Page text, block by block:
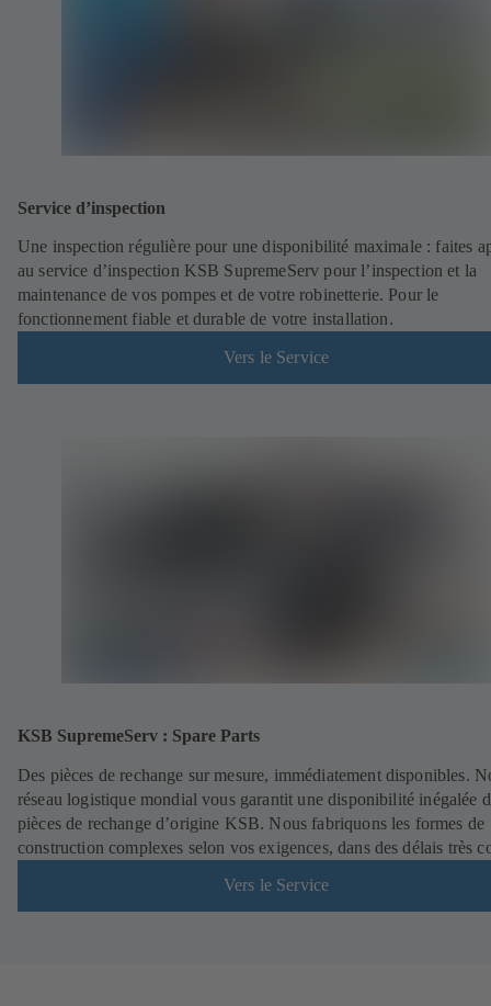
Service d’inspection
Une inspection régulière pour une disponibilité maximale : faites
au service d’inspection KSB SupremeServ pour l’inspection et la
maintenance de vos pompes et de votre robinetterie. Pour le
fonctionnement fiable et durable de votre installation.
Vers le Service
KSB SupremeServ : Spare Parts
Des pièces de rechange sur mesure, immédiatement disponibles.
réseau logistique mondial vous garantit une disponibilité inégalée
pièces de rechange d’origine KSB. Nous fabriquons les formes de
construction complexes selon vos exigences, dans des délais très
Vers le Service